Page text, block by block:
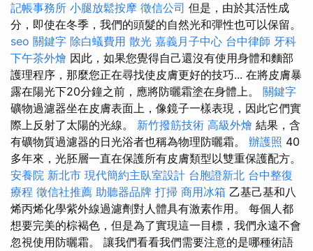
記帳事務所 小腿放鬆按摩 徵信公司 但是，由於其活性成
分，即使在冬季，我們的頭髮的自然光和彈性也可以保留。
seo 關鍵字 除白蟻費用 散光 嘉義月子中心 台中律師 牙科
下午茶外燴 因此，如果您覺得自己還沒有使用身體和麵部
護理程序，那麼您正在尋找使皮膚更好的技巧... 在將皮膚暴
露在陽光下20分鐘之前，應將防曬霜塗在身體上。 關鍵字
礦物過濾器坐在皮膚表面上，像鏡子一樣表現，因此它們實
際上反射了太陽的光線。 新竹撥筋技術 高級外燴 結果，含
有礦物質過濾器的日光浴者也稱為物理防曬霜。 辦護照 40
多年來，光胚層一直在保護所有皮膚類型以雙重保護配方。
安養院 新北市 現代簡約主臥室設計 台胞證新北 台中整復
療程 徵信社推薦 助聽器品牌 打掃 商用冰箱 乙基己基和八
烯丙烯化學紫外線過濾劑對人體具有激素作用。 每個人都
想要完美的棕褐色，但是為了實現這一目標，我們永遠不會
忽視使用防曬霜。 讓我們看看我們需要注意的是哪種術語